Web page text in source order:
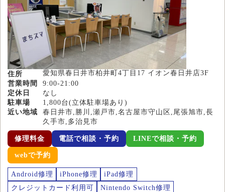
住所
愛知県春日井市柏井町4丁目17 イオン春日井店3F
営業時間
9:00-21:00
定休日
なし
駐車場
1,800台(立体駐車場あり)
近い地域
春日井市,勝川,瀬戸市,名古屋市守山区,尾張旭市,長
久手市,多治見市
修理料金 電話で相談・予約 LINEで相談・予約
webで予約
Android修理 iPhone修理
iPad修理
クレジットカード利用可
Nintendo Switch修理